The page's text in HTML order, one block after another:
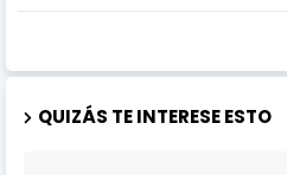
QUIZÁS TE INTERESE ESTO